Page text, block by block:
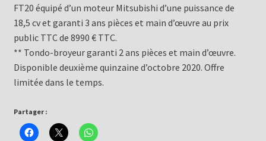
FT20 équipé d’un moteur Mitsubishi d’une puissance de
18,5 cv et garanti 3 ans pièces et main d’œuvre au prix
public TTC de 8990 € TTC.
** Tondo-broyeur garanti 2 ans pièces et main d’œuvre.
Disponible deuxième quinzaine d’octobre 2020. Offre
limitée dans le temps.
Partager :